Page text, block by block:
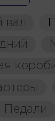
вал
Педали